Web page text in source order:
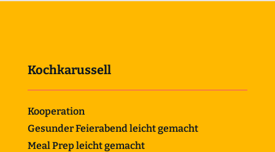
Kochkarussell
Kooperation
Gesunder Feierabend leicht gemacht
Meal Prep leicht gemacht